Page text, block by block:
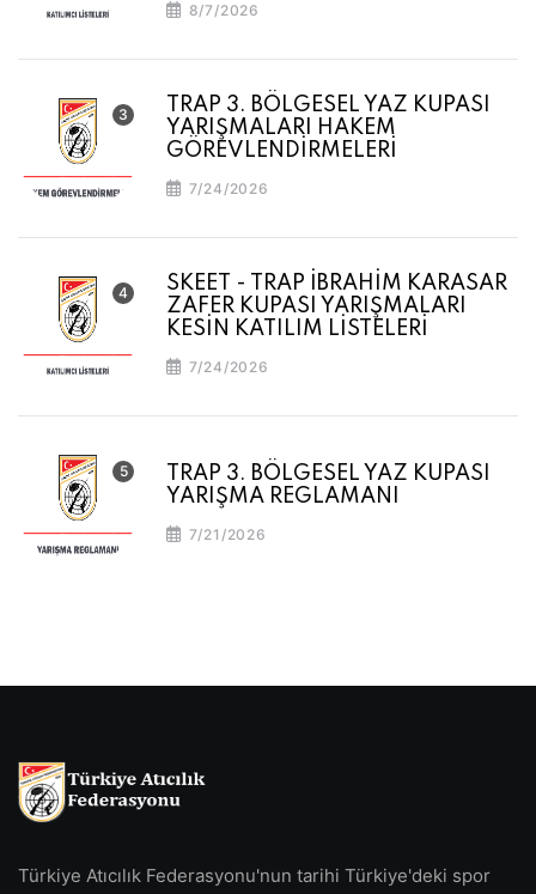
8/7/2026
TRAP 3. BÖLGESEL YAZ KUPASI
YARIŞMALARI HAKEM
GÖREVLENDİRMELERİ
7/24/2026
SKEET - TRAP İBRAHİM KARASAR
ZAFER KUPASI YARIŞMALARI
KESİN KATILIM LİSTELERİ
7/24/2026
TRAP 3. BÖLGESEL YAZ KUPASI
YARIŞMA REGLAMANI
7/21/2026
Türkiye Atıcılık Federasyonu'nun tarihi Türkiye'deki spor